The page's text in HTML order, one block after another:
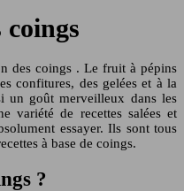
des coings . Le fruit à pépins
confitures, des gelées et à la
un goût merveilleux dans les
variété de recettes salées et
essayer. Ils sont tous
à base de coings.
?